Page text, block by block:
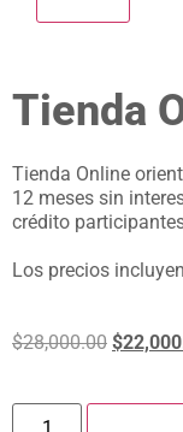
Tienda
Tienda Online
12 meses sin
crédito
Los precios
$28,000.00 $